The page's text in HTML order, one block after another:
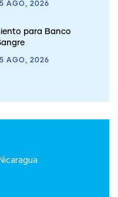
AGO, 2026
para Banco
AGO, 2026